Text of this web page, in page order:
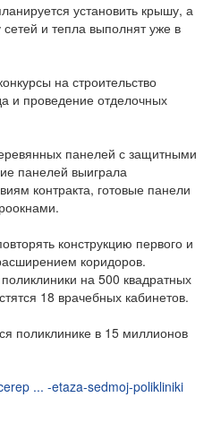
установить крышу, а
и тепла выполнят уже в
на строительство
и проведение отделочных
панелей с защитными
панелей выиграла
контракта, готовые панели
конструкцию первого и
коридоров.
на 500 квадратных
18 врачебных кабинетов.
поликлинике в 15 миллионов
... -etaza-sedmoj-polikliniki